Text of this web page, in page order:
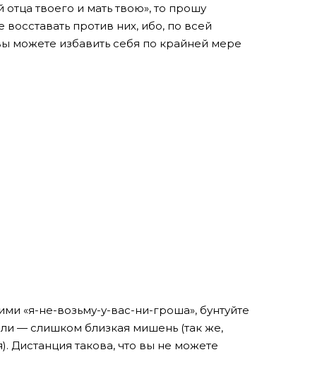
твоего и мать твою», то прошу
восставать против них, ибо, по всей
можете избавить себя по крайней мере
«я-не-возьму-у-вас-ни-гроша», бунтуйте
— слишком близкая мишень (так же,
Дистанция такова, что вы не можете